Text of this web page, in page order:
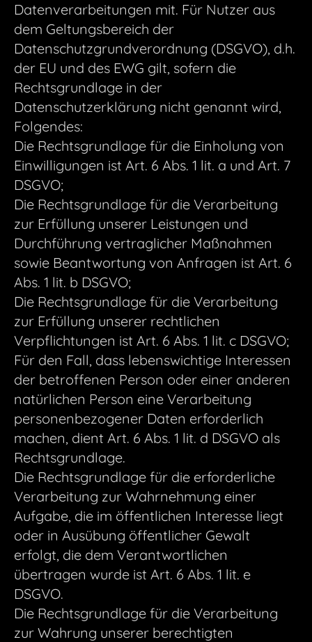
Datenverarbeitungen mit. Für Nutzer aus
dem Geltungsbereich der
Datenschutzgrundverordnung (DSGVO), d.h.
der EU und des EWG gilt, sofern die
Rechtsgrundlage in der
Datenschutzerklärung nicht genannt wird,
Folgendes:
Die Rechtsgrundlage für die Einholung von
Einwilligungen ist Art. 6 Abs. 1 lit. a und Art. 7
DSGVO;
Die Rechtsgrundlage für die Verarbeitung
zur Erfüllung unserer Leistungen und
Durchführung vertraglicher Maßnahmen
sowie Beantwortung von Anfragen ist Art. 6
Abs. 1 lit. b DSGVO;
Die Rechtsgrundlage für die Verarbeitung
zur Erfüllung unserer rechtlichen
Verpflichtungen ist Art. 6 Abs. 1 lit. c DSGVO;
Für den Fall, dass lebenswichtige Interessen
der betroffenen Person oder einer anderen
natürlichen Person eine Verarbeitung
personenbezogener Daten erforderlich
machen, dient Art. 6 Abs. 1 lit. d DSGVO als
Rechtsgrundlage.
Die Rechtsgrundlage für die erforderliche
Verarbeitung zur Wahrnehmung einer
Aufgabe, die im öffentlichen Interesse liegt
oder in Ausübung öffentlicher Gewalt
erfolgt, die dem Verantwortlichen
übertragen wurde ist Art. 6 Abs. 1 lit. e
DSGVO.
Die Rechtsgrundlage für die Verarbeitung
zur Wahrung unserer berechtigten